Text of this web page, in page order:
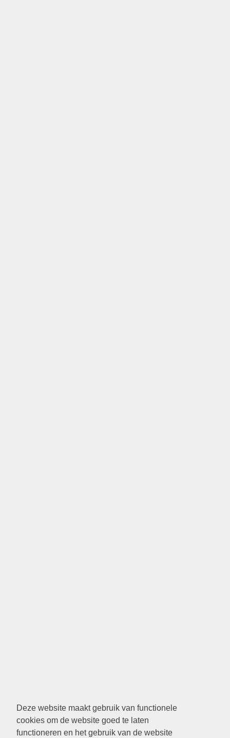
Deze website maakt gebruik van functionele
cookies om de website goed te laten
functioneren en het gebruik van de website